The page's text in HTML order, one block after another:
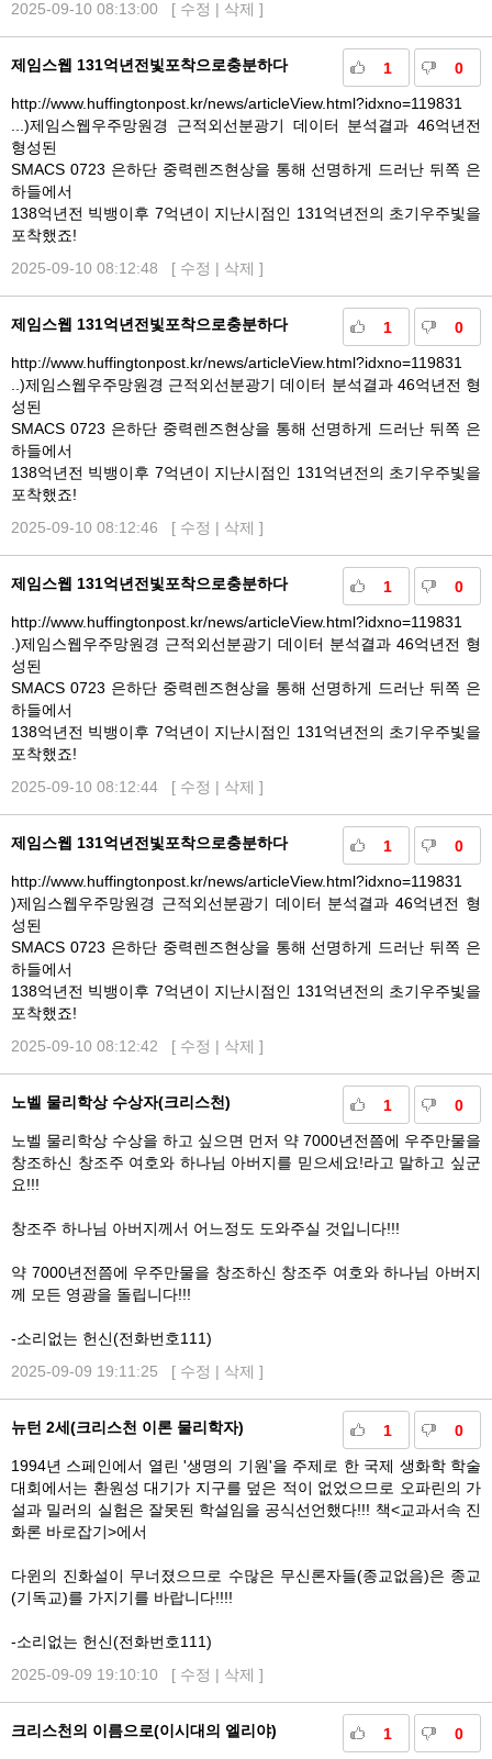
2025-09-10 08:13:00 [ 수정 | 삭제 ]
1 0
제임스웹 131억년전빛포착으로충분하다
http://www.huffingtonpost.kr/news/articleView.html?idxno=119831
...)제임스웹우주망원경 근적외선분광기 데이터 분석결과 46억년전
형성된
SMACS 0723 은하단 중력렌즈현상을 통해 선명하게 드러난 뒤쪽 은
하들에서
138억년전 빅뱅이후 7억년이 지난시점인 131억년전의 초기우주빛을
포착했죠!
2025-09-10 08:12:48 [ 수정 | 삭제 ]
1 0
제임스웹 131억년전빛포착으로충분하다
http://www.huffingtonpost.kr/news/articleView.html?idxno=119831
..)제임스웹우주망원경 근적외선분광기 데이터 분석결과 46억년전 형
성된
SMACS 0723 은하단 중력렌즈현상을 통해 선명하게 드러난 뒤쪽 은
하들에서
138억년전 빅뱅이후 7억년이 지난시점인 131억년전의 초기우주빛을
포착했죠!
2025-09-10 08:12:46 [ 수정 | 삭제 ]
1 0
제임스웹 131억년전빛포착으로충분하다
http://www.huffingtonpost.kr/news/articleView.html?idxno=119831
.)제임스웹우주망원경 근적외선분광기 데이터 분석결과 46억년전 형
성된
SMACS 0723 은하단 중력렌즈현상을 통해 선명하게 드러난 뒤쪽 은
하들에서
138억년전 빅뱅이후 7억년이 지난시점인 131억년전의 초기우주빛을
포착했죠!
2025-09-10 08:12:44 [ 수정 | 삭제 ]
1 0
제임스웹 131억년전빛포착으로충분하다
http://www.huffingtonpost.kr/news/articleView.html?idxno=119831
)제임스웹우주망원경 근적외선분광기 데이터 분석결과 46억년전 형
성된
SMACS 0723 은하단 중력렌즈현상을 통해 선명하게 드러난 뒤쪽 은
하들에서
138억년전 빅뱅이후 7억년이 지난시점인 131억년전의 초기우주빛을
포착했죠!
2025-09-10 08:12:42 [ 수정 | 삭제 ]
1 0
노벨 물리학상 수상자(크리스천)
노벨 물리학상 수상을 하고 싶으면 먼저 약 7000년전쯤에 우주만물을
창조하신 창조주 여호와 하나님 아버지를 믿으세요!라고 말하고 싶군
요!!!
창조주 하나님 아버지께서 어느정도 도와주실 것입니다!!!
약 7000년전쯤에 우주만물을 창조하신 창조주 여호와 하나님 아버지
께 모든 영광을 돌립니다!!!
-소리없는 헌신(전화번호111)
2025-09-09 19:11:25 [ 수정 | 삭제 ]
1 0
뉴턴 2세(크리스천 이론 물리학자)
1994년 스페인에서 열린 '생명의 기원'을 주제로 한 국제 생화학 학술
대회에서는 환원성 대기가 지구를 덮은 적이 없었으므로 오파린의 가
설과 밀러의 실험은 잘못된 학설임을 공식선언했다!!! 책<교과서속 진
화론 바로잡기>에서
다윈의 진화설이 무너졌으므로 수많은 무신론자들(종교없음)은 종교
(기독교)를 가지기를 바랍니다!!!!
-소리없는 헌신(전화번호111)
2025-09-09 19:10:10 [ 수정 | 삭제 ]
1 0
크리스천의 이름으로(이시대의 엘리야)